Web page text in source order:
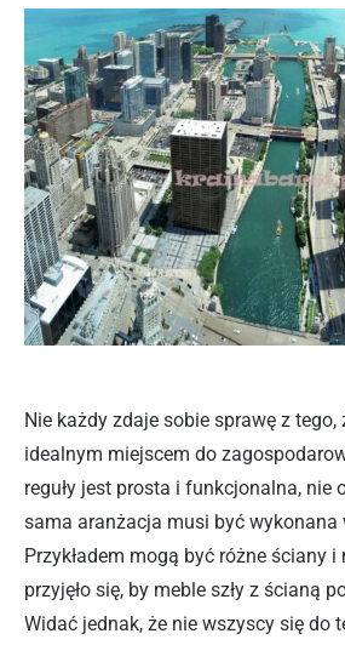
Nie każdy zdaje sobie sprawę z tego,
idealnym miejscem do
reguły jest prosta i funkcjonalna, nie
sama aranżacja musi być wykonana
Przykładem mogą być różne ściany i
przyjęło się, by meble szły z ścianą
Widać jednak, że nie wszyscy się do